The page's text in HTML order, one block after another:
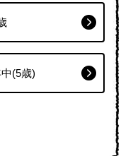
(5歳)